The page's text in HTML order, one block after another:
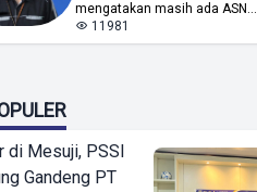
mengatakan masih ada ASN...
11981
di Mesuji, PSSI
Gandeng PT